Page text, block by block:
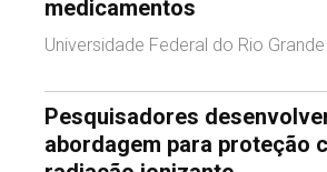
medicamentos
Universidade Federal do Rio
Pesquisadores
abordagem para proteção